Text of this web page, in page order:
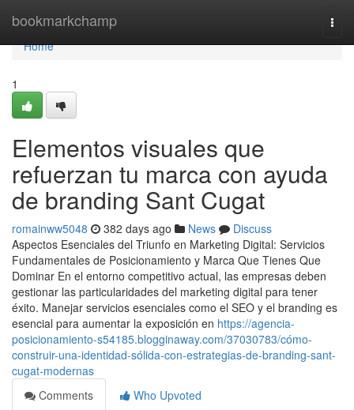
bookmarkchamp
Home
Home
1
Elementos visuales que
refuerzan tu marca con ayuda
de branding Sant Cugat
romainww5048 382 days ago News
Discuss
Aspectos Esenciales del Triunfo en Marketing Digital: Servicios
Fundamentales de Posicionamiento y Marca Que Tienes Que
Dominar En el entorno competitivo actual, las empresas deben
gestionar las particularidades del marketing digital para tener
éxito. Manejar servicios esenciales como el SEO y el branding es
esencial para aumentar la exposición en https://agencia-
posicionamiento-s54185.blogginaway.com/37030783/cómo-
construir-una-identidad-sólida-con-estrategias-de-branding-sant-
cugat-modernas
Comments
Who Upvoted